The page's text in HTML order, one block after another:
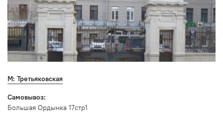
М: Третьяковская
Самовывоз:
Большая Ордынка 17стр1